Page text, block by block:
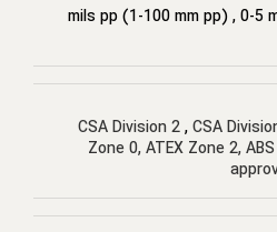
,0-5
CSA Division 2,CSA
Zone 0, ATEX Zone 2,